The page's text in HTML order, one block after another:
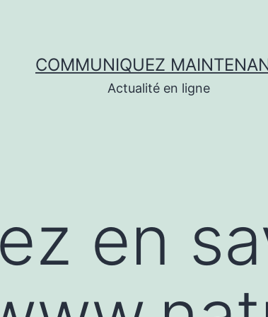
COMMUNIQUEZ
Actualité en ligne
en